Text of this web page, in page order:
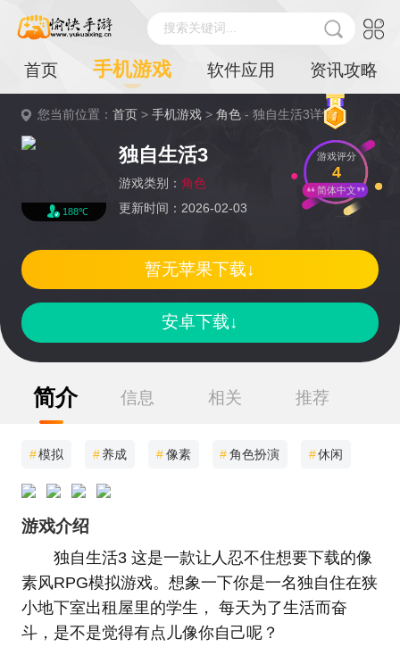
搜索关键词...
首页 手机游戏 软件应用 资讯攻略
您当前位置：首页 >手机游戏 >角色 - 独自生活3详情
188℃
独自生活3
游戏类别： 角色
更新时间：2026-02-03
游戏评分
4
简体中文
安卓下载↓
暂无苹果下载↓
简介 信息 相关 推荐
#模拟 #养成 #像素 #角色扮演 #休闲
游戏介绍
独自生活3 这是一款让人忍不住想要下载的像
素风RPG模拟游戏。想象一下你是一名独自住在狭
小地下室出租屋里的学生， 每天为了生活而奋
斗，是不是觉得有点儿像你自己呢？